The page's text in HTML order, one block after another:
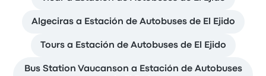
Algeciras a Estación de Autobuses de El Ejido
Tours a Estación de Autobuses de El Ejido
Bus Station Vaucanson a Estación de Autobuses